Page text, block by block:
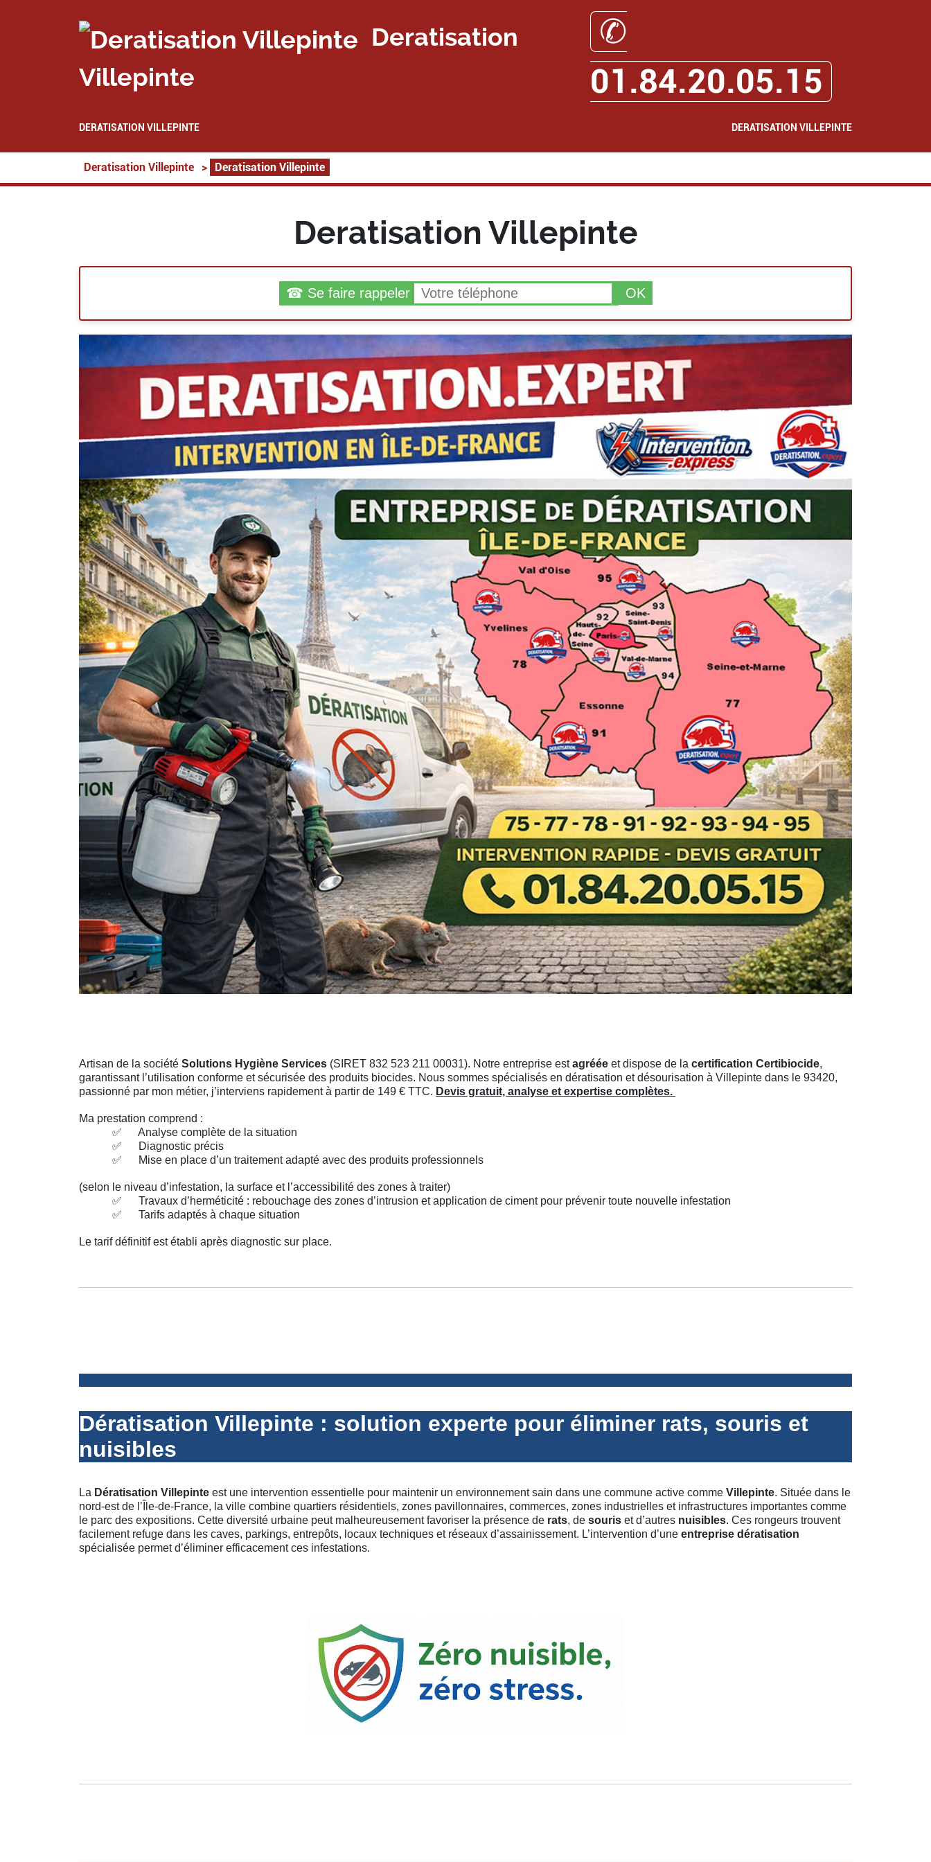
Deratisation
Villepinte
✆
01.84.20.05.15
DERATISATION VILLEPINTE DERATISATION VILLEPINTE
Deratisation Villepinte > Deratisation Villepinte
Deratisation Villepinte
☎ Se faire rappeler
Artisan de la société Solutions Hygiène Services (SIRET 832 523 211 00031). Notre entreprise estagréée et dispose de la certification Certibiocide,
garantissant l’utilisation conforme et sécurisée des produits biocides. Nous sommes spécialisés en dératisation et désourisation à Villepinte dans le 93420,
passionné par mon métier, j’interviens rapidement à partir de 149 € TTC. Devis gratuit, analyse et expertise complètes.
Ma prestation comprend :
✅
Analyse complète de la situation
✅
Diagnostic précis
✅
Mise en place d’un traitement adapté avec des produits professionnels
(selon le niveau d’infestation, la surface et l’accessibilité des zones à traiter)
✅
Travaux d’herméticité : rebouchage des zones d’intrusion et application de ciment pour prévenir toute nouvelle infestation
✅
Tarifs adaptés à chaque situation
Le tarif définitif est établi après diagnostic sur place.
Dératisation Villepinte : solution experte pour éliminer rats, souris et
nuisibles
La Dératisation Villepinte est une intervention essentielle pour maintenir un environnement sain dans une commune active comme Villepinte. Située dans le
nord-est de l’Île-de-France, la ville combine quartiers résidentiels, zones pavillonnaires, commerces, zones industrielles et infrastructures importantes comme
le parc des expositions. Cette diversité urbaine peut malheureusement favoriser la présence de rats, de souris et d’autres nuisibles. Ces rongeurs trouvent
facilement refuge dans les caves, parkings, entrepôts, locaux techniques et réseaux d’assainissement. L’intervention d’une entreprise dératisation
spécialisée permet d’éliminer efficacement ces infestations.